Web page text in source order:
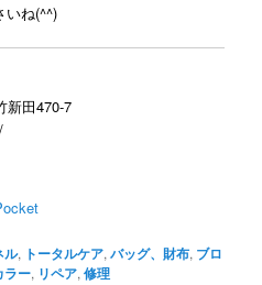
いね(^^)
田470-7
ル, トータルケア,バッグ、財布, ブロ
ラー, リペア,修理